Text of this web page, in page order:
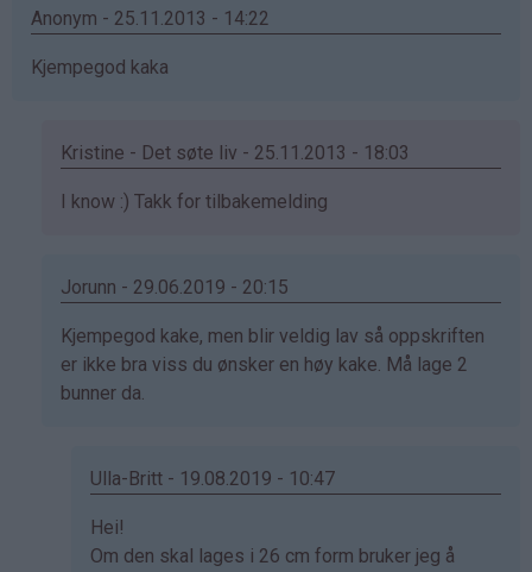
Anonym - 25.11.2013 - 14:22
Kjempegod kaka
Kristine - Det søte liv - 25.11.2013 - 18:03
Som
av
(ikke
bekreftet)
I know :) Takk for tilbakemelding
Jorunn - 29.06.2019 - 20:15
Som
svar
på
(ikke
Kjempegod kake, men blir veldig lav så oppskriften
er ikke bra viss du ønsker en høy kake. Må lage 2
bunner da.
Ulla-Britt - 19.08.2019 - 10:47
Som
svar
Hei!
Om den skal lages i 26 cm form bruker jeg å